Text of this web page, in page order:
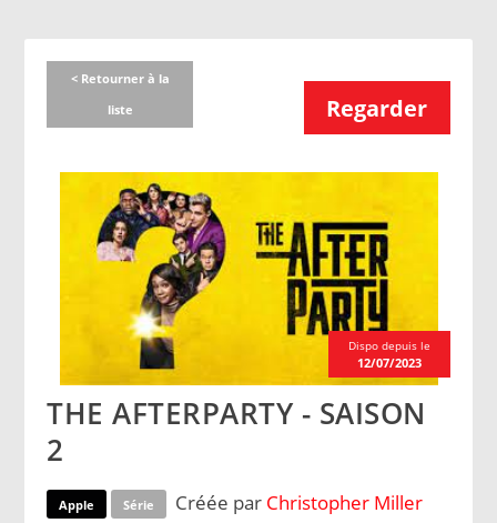
< Retourner à la
liste
Regarder
Dispo depuis le
12/07/2023
THE AFTERPARTY - SAISON
2
Apple Série Créée par Christopher Miller